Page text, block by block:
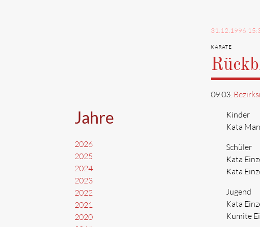
31.12.1996
KARATE
09.03.
Kinder
Kata
Schüler
Kata
Kata
Jugend
Kata
Kumite
Jahre
2026
2025
2024
2023
2022
2021
2020